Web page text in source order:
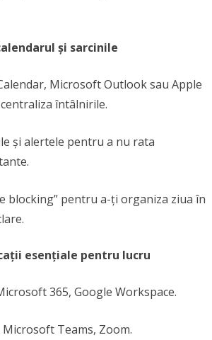
și sarcinile
Microsoft Outlook sau Apple
întâlnirile.
și alertele pentru a nu rata
blocking” pentru a-ți organiza ziua în
esențiale pentru lucru
365, Google Workspace.
Microsoft Teams, Zoom.